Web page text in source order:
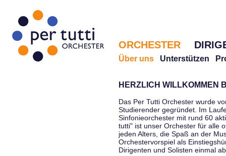
ORCHESTER
Über uns Unterstützen
HERZLICH WILLKOMMEN
Das Per Tutti Orchester wurde
Studierender gegründet. Im
Sinfonieorchester mit rund 60
tutti" ist unser Orchester für alle
jeden Alters, die Spaß an der
Orchestervorspiel als
Dirigenten und Solisten einmal